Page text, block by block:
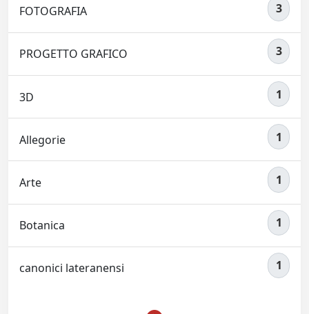
FOTOGRAFIA 3
PROGETTO GRAFICO 3
3D 1
Allegorie 1
Arte 1
Botanica 1
canonici lateranensi 1